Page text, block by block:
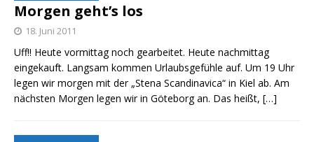
Morgen geht’s los
18. Juni 2011
Uff!! Heute vormittag noch gearbeitet. Heute nachmittag
eingekauft. Langsam kommen Urlaubsgefühle auf. Um 19 Uhr
legen wir morgen mit der „Stena Scandinavica“ in Kiel ab. Am
nächsten Morgen legen wir in Göteborg an. Das heißt, […]